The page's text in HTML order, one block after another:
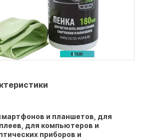
и планшетов, для
для компьютеров и
приборов и